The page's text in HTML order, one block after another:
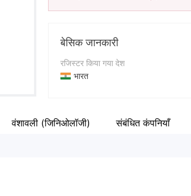
बेसिक जानकारी
रजिस्टर किया गया देश
भारत
कंपनी का नाम
वंशावली (जिनिओलॉजी) संबंधित कंपनियाँ